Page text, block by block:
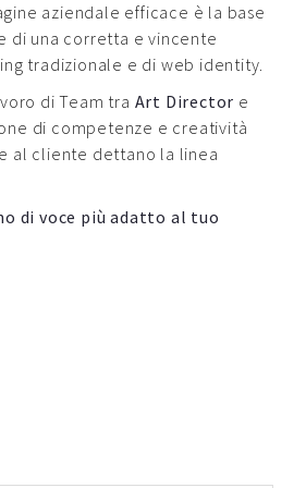
aziendale efficace è la base
di una corretta e vincente
tradizionale e di web identity.
di Team tra Art Director e
di competenze e creatività
al cliente dettano la linea
di voce più adatto al tuo